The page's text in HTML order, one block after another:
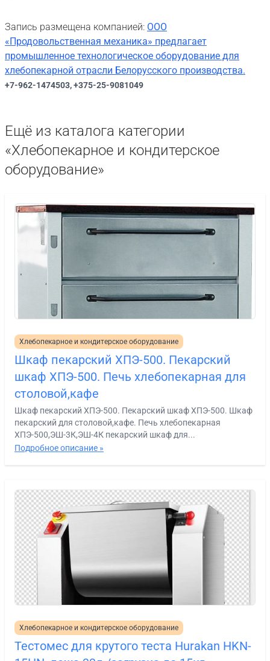
Запись размещена компанией: ООО
«Продовольственная механика» предлагает
промышленное технологическое оборудование для
хлебопекарной отрасли Белорусского производства.
+7-962-1474503, +375-25-9081049
Ещё из каталога категории
«Хлебопекарное и кондитерское
оборудование»
Хлебопекарное и кондитерское оборудование
Шкаф пекарский ХПЭ-500. Пекарский
шкаф ХПЭ-500. Печь хлебопекарная для
столовой,кафе
Шкаф пекарский ХПЭ-500. Пекарский шкаф ХПЭ-500. Шкаф
пекарский для столовой,кафе. Печь хлебопекарная
ХПЭ-500,ЭШ-3К,ЭШ-4К пекарский шкаф для...
Подробное описание »
Хлебопекарное и кондитерское оборудование
Тестомес для крутого теста Hurakan HKN-